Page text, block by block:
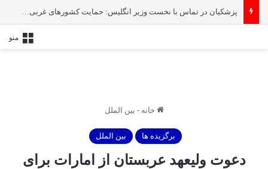
پزشکیان در تماس با نخست‌ وزیر انگلیس: حمایت کشور‌های غربی از رژیم صهیونیستی امنیت منطقه و جهان را به خطر انداخته است
منو
خانه - بین الملل
برگزیده ها بین الملل
دعوت ولیعهد عربستان از امارات برای